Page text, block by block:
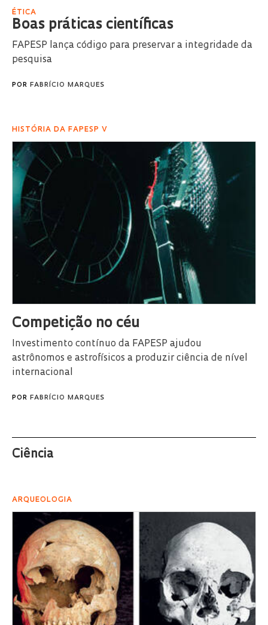
ÉTICA
Boas práticas científicas
FAPESP lança código para preservar a integridade da
pesquisa
POR FABRÍCIO MARQUES
HISTÓRIA DA FAPESP V
Competição no céu
Investimento contínuo da FAPESP ajudou
astrônomos e astrofísicos a produzir ciência de nível
internacional
POR FABRÍCIO MARQUES
Ciência
ARQUEOLOGIA